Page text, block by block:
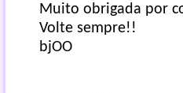
Muito obrigada por
Volte sempre!!
bjOO